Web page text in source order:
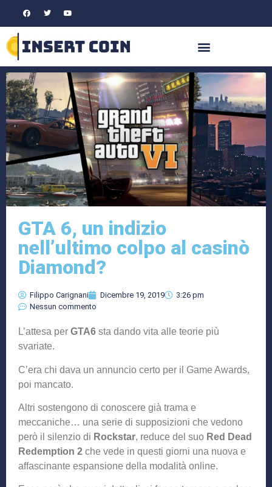
GTA 6, un indizio
nell’ultimo colpo al casinò
Diamond?
Filippo Carignani Dicembre 19, 2019
3:26 pm
Nessun commento
L’attesa per GTA6 sta dando vita alle teorie più
svariate.
C’era chi dava un annuncio certo per il Game Awards,
poi mancato.
Altri sostengono di conoscere già trama e
meccaniche… una serie di supposizioni che vedono
però il silenzio di Rockstar, reduce del suo Red Dead
Redemption 2 che vede in questi giorni una nuova e
affascinante espansione della modalità online.